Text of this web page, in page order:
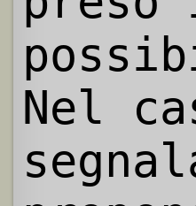
Nel